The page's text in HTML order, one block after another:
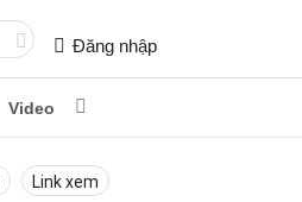
Đăng nhập
Video
Link xem